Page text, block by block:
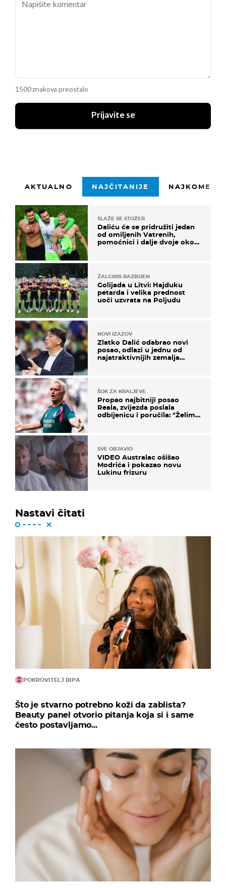
1500 znakova preostalo
Prijavite se
AKTUALNO NAJČITANIJE
SLAŽE SE STOŽER
Daliću će se pridružiti jedan
od omiljenih Vatrenih,
pomoćnici i dalje dvoje oko
ŽALGIRIS RAZBIJEN
Golijada u Litvi: Hajduku
petarda i velika prednost
uoči uzvrata na Poljudu
NOVI IZAZOV
Zlatko Dalić odabrao novi
posao, odlazi u jednu od
najatraktivnijih zemalja
ŠOK ZA KRALJEVE
Propao najbitniji posao
Reala, zvijezda poslala
odbijenicu i poručila: "Želim
SVE OBJAVIO
VIDEO Australac ošišao
Modrića i pokazao novu
Lukinu frizuru
Nastavi čitati
POKROVITELJ BIPA
Što je stvarno potrebno koži da zablista?
Beauty panel otvorio pitanja koja si i same
često postavljamo...